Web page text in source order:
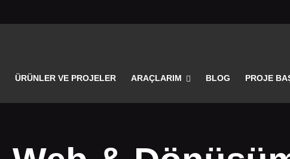
ÜRÜNLER VE PROJELER ARAÇLARIM BLOG PROJE